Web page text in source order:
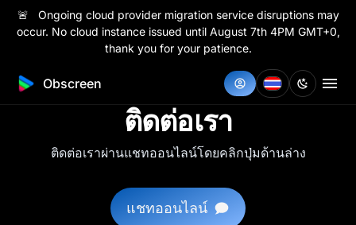
🚨 Ongoing cloud provider migration service disruptions may
occur. No cloud instance issued until August 7th 4PM GMT+0,
thank you for your patience.
Obscreen
ติดต่อเรา
ติดต่อเราผ่านแชทออนไลน์โดยคลิกปุ่มด้านล่าง
แชทออนไลน์